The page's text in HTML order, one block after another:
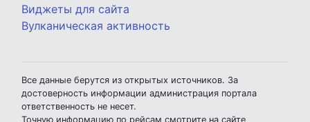
Виджеты для сайта
Вулканическая активность
Все данные берутся из открытых источников. За
достоверность информации администрация портала
ответственность не несет.
Точную информацию по рейсам смотрите на сайте